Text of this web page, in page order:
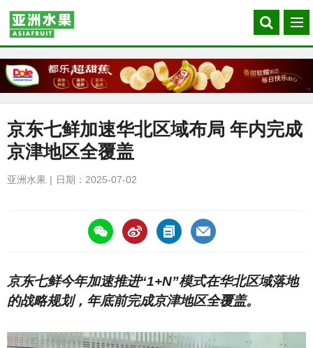
Search
our
菜
单
京东七鲜加速华北区域布局 年内完成
京津地区全覆盖
亚洲水果 日期：2025-07-02
https://asiafruitchina.net/30168.html
京东七鲜今年加速推进“1+N”模式在华北区域落地
的战略规划，年底前完成京津地区全覆盖。